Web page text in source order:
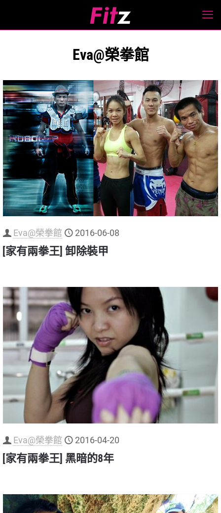
Eva@榮拳館
Eva@榮拳館 2016-06-08
[家有兩拳王] 卸除裝甲
Eva@榮拳館 2016-04-20
[家有兩拳王] 黑暗的8年